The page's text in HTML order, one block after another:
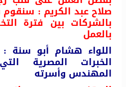
صلاح عبد الكريم : سنقوم
بالشركات بين فترة
بالعمل
اللواء هشام أبو سنة :
الخبرات المصرية
المهندس وأسرته